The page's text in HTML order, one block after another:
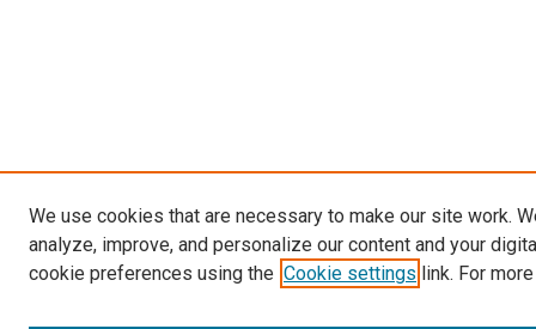
We use cookies that are necessary to make our site work.
analyze, improve, and personalize our content and your
cookie preferences using the Cookie settings link. For